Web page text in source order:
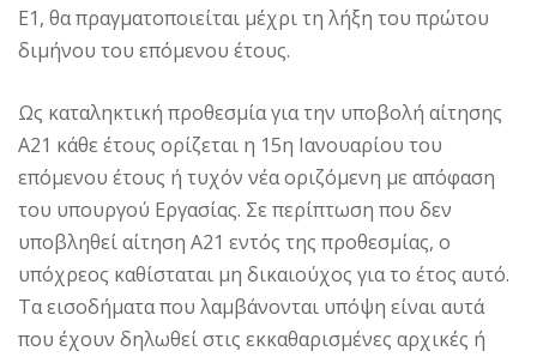
Ε1, θα πραγματοποιείται μέχρι τη λήξη του πρώτου
διμήνου του επόμενου έτους.
Ως καταληκτική προθεσμία για την υποβολή αίτησης
Α21 κάθε έτους ορίζεται η 15η Ιανουαρίου του
επόμενου έτους ή τυχόν νέα οριζόμενη με απόφαση
του υπουργού Εργασίας. Σε περίπτωση που δεν
υποβληθεί αίτηση Α21 εντός της προθεσμίας, ο
υπόχρεος καθίσταται μη δικαιούχος για το έτος αυτό.
Τα εισοδήματα που λαμβάνονται υπόψη είναι αυτά
που έχουν δηλωθεί στις εκκαθαρισμένες αρχικές ή